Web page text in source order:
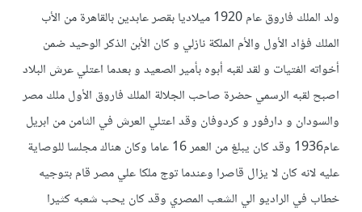
ولد الملك فاروق عام 1920 ميلاديا بقصر عابدين بالقاهرة من الأب
الملك فؤاد الأول والأم الملكة نازلي و كان الأبن الذكر الوحيد ضمن
أخواته الفتيات و لقد لقبه أبوه بأمير الصعيد و بعدما اعتلي عرش البلاد
اصبح لقبه الرسمي حضرة صاحب الجلالة الملك فاروق الأول ملك مصر
والسودان و دارفور و كردوفان وقد اعتلي العرش في الثامن من ابريل
عام1936 وقد كان يبلغ من العمر 16 عاما وكان هناك مجلسا للوصاية
عليه لانه كان لا يزال قاصرا وعندما توج ملكا علي مصر قام بتوجيه
خطاب في الراديو الي الشعب المصري وقد كان يحب شعبه كثيرا